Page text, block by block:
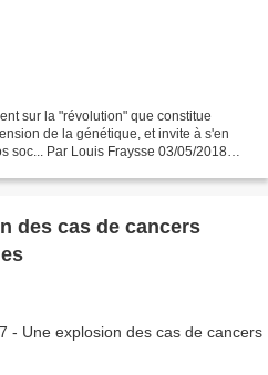
sur la "révolution" que constitue
de la génétique, et invite à s'en
soc... Par Louis Fraysse 03/05/2018
des cas de cancers